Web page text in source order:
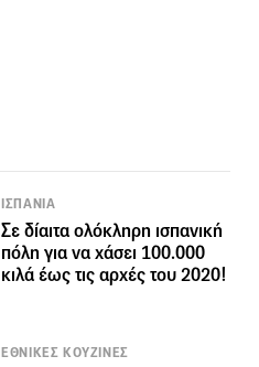
ΙΣΠΑΝΙΑ
Σε δίαιτα ολόκληρη ισπανική
πόλη για να χάσει 100.000
κιλά έως τις αρχές του 2020!
ΕΘΝΙΚΕΣ ΚΟΥΖΙΝΕΣ